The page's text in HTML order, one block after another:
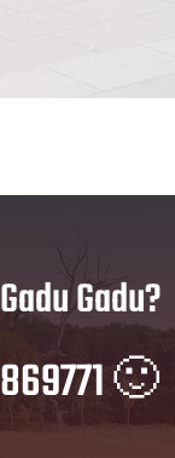
Gadu Gadu?
869771 🙂